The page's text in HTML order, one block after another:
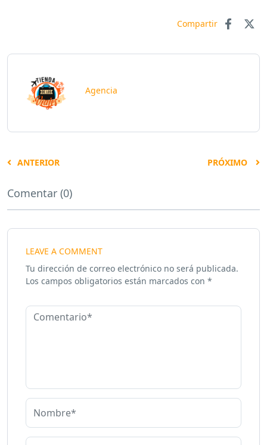
Compartir
Agencia
ANTERIOR PRÓXIMO
Comentar (0)
LEAVE A COMMENT
Tu dirección de correo electrónico no será publicada.
Los campos obligatorios están marcados con *